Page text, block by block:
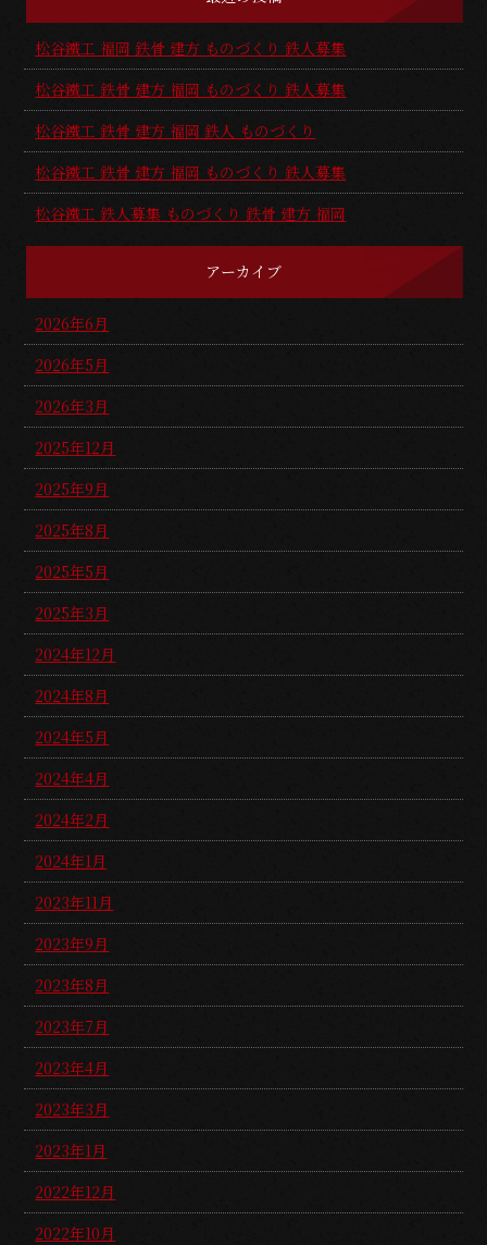
松谷鐵工 福岡 鉄骨 建方 ものづくり 鉄人募集
松谷鐵工 鉄骨 建方 福岡 ものづくり 鉄人募集
松谷鐵工 鉄骨 建方 福岡 鉄人 ものづくり
松谷鐵工 鉄骨 建方 福岡 ものづくり 鉄人募集
松谷鐵工 鉄人募集 ものづくり 鉄骨 建方 福岡
アーカイブ
2026年6月
2026年5月
2026年3月
2025年12月
2025年9月
2025年8月
2025年5月
2025年3月
2024年12月
2024年8月
2024年5月
2024年4月
2024年2月
2024年1月
2023年11月
2023年9月
2023年8月
2023年7月
2023年4月
2023年3月
2023年1月
2022年12月
2022年10月